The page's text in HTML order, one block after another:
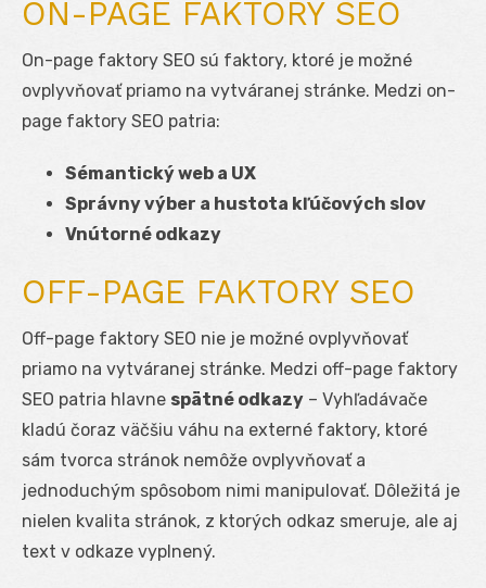
ON-PAGE FAKTORY SEO
On-page faktory SEO sú faktory, ktoré je možné
ovplyvňovať priamo na vytváranej stránke. Medzi on-
page faktory SEO patria:
Sémantický web a UX
Správny výber a hustota kľúčových slov
Vnútorné odkazy
OFF-PAGE FAKTORY SEO
Off-page faktory SEO nie je možné ovplyvňovať
priamo na vytváranej stránke. Medzi off-page faktory
SEO patria hlavne spätné odkazy – Vyhľadávače
kladú čoraz väčšiu váhu na externé faktory, ktoré
sám tvorca stránok nemôže ovplyvňovať a
jednoduchým spôsobom nimi manipulovať. Dôležitá je
nielen kvalita stránok, z ktorých odkaz smeruje, ale aj
text v odkaze vyplnený.